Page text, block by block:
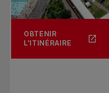
OBTENIR
L'ITINÉRAIRE